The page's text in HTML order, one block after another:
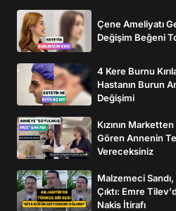
Çene Ameliyatı
Değişim Beğeni
4 Kere Burnu
Hastanın Burun
Değişimi
Kızının
Gören Annenin
Vereceksiniz
Malzemeci
Çıktı: Emre
Nakis İtirafı